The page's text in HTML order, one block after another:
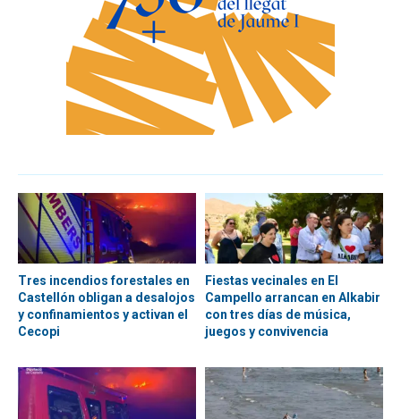
Tres incendios forestales en
Castellón obligan a desalojos
y confinamientos y activan el
Cecopi
Fiestas vecinales en El
Campello arrancan en Alkabir
con tres días de música,
juegos y convivencia